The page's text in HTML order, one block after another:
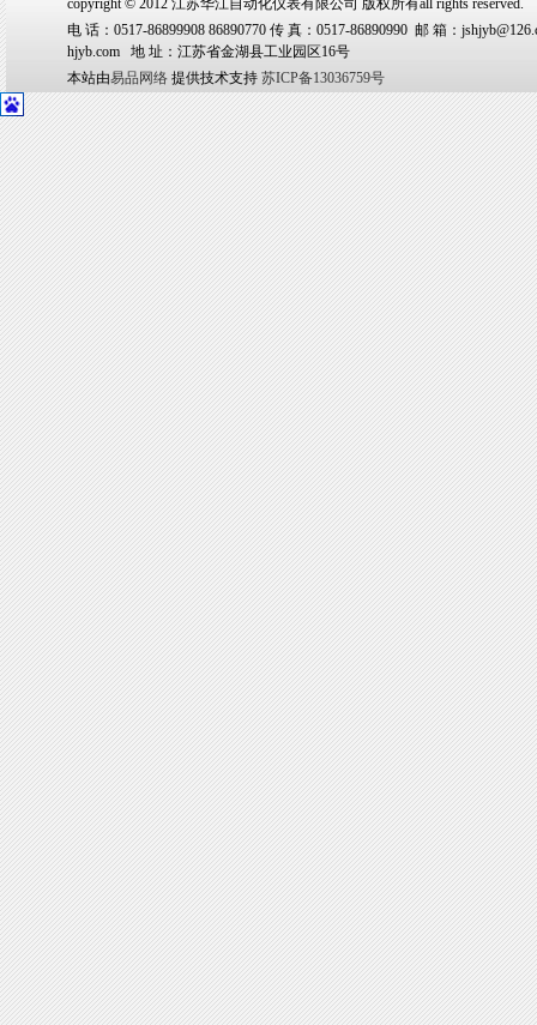
copyright © 2012 江苏华江自动化仪表有限公司 版权所有all rights reserved.
电 话：0517-86899908 86890770 传 真：0517-86890990 邮 箱：
hjyb.com 地 址：江苏省金湖县工业园区16号
本站由易品网络提供技术支持苏ICP备13036759号